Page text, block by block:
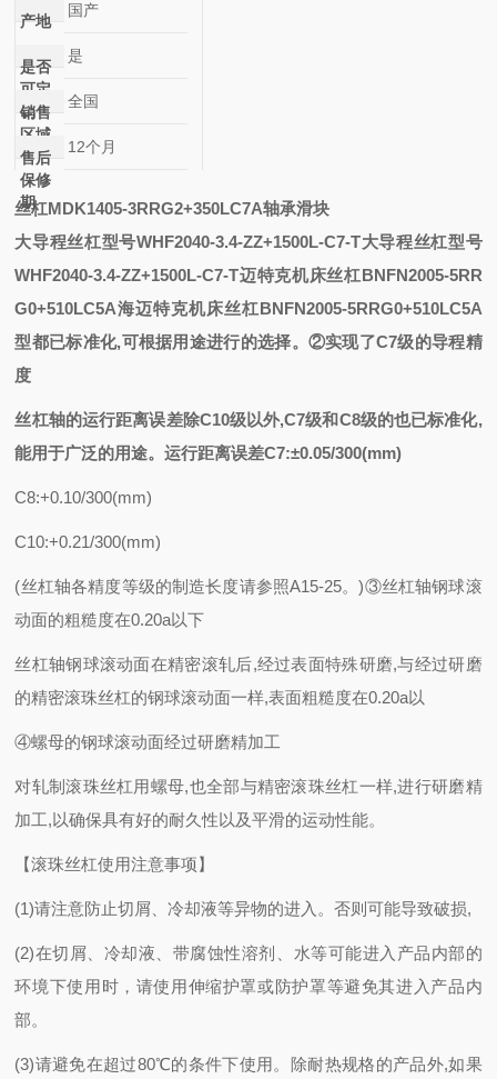
产地
国产
是否
可定
制
是
销售
区域
全国
售后
保修
期
12个月
丝杠MDK1405-3RRG2+350LC7A轴承滑块
大导程丝杠型号WHF2040-3.4-ZZ+1500L-C7-T大导程丝杠型号
WHF2040-3.4-ZZ+1500L-C7-T迈特克机床丝杠BNFN2005-5RR
G0+510LC5A海迈特克机床丝杠BNFN2005-5RRG0+510LC5A
型都已标准化,可根据用途进行的选择。②实现了C7级的导程精
度
丝杠轴的运行距离误差除C10级以外,C7级和C8级的也已标准化,
能用于广泛的用途。运行距离误差C7:±0.05/300(mm)
C8:+0.10/300(mm)
C10:+0.21/300(mm)
(丝杠轴各精度等级的制造长度请参照A15-25。)③丝杠轴钢球滚
动面的粗糙度在0.20a以下
丝杠轴钢球滚动面在精密滚轧后,经过表面特殊研磨,与经过研磨
的精密滚珠丝杠的钢球滚动面一样,表面粗糙度在0.20a以
④螺母的钢球滚动面经过研磨精加工
对轧制滚珠丝杠用螺母,也全部与精密滚珠丝杠一样,进行研磨精
加工,以确保具有好的耐久性以及平滑的运动性能。
【滚珠丝杠使用注意事项】
(1)请注意防止切屑、冷却液等异物的进入。否则可能导致破损,
(2)在切屑、冷却液、带腐蚀性溶剂、水等可能进入产品内部的
环境下使用时，请使用伸缩护罩或防护罩等避免其进入产品内
部。
(3)请避免在超过80℃的条件下使用。除耐热规格的产品外,如果